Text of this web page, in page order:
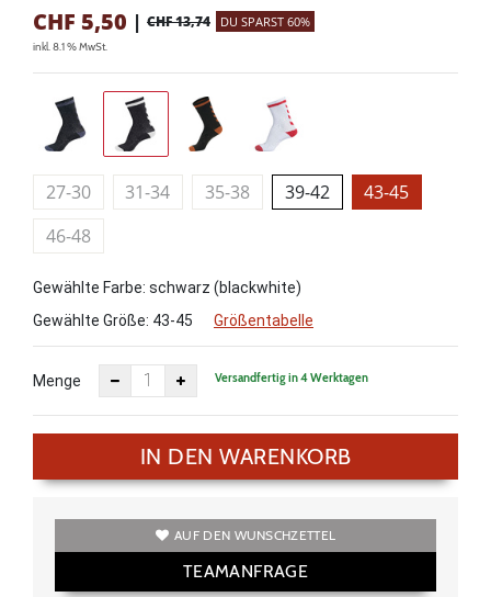
CHF 5,50 | CHF 13,74 DU SPARST 60%
inkl. 8.1 % MwSt.
27-30 31-34 35-38 39-42
43-45
46-48
Gewählte Farbe: schwarz (blackwhite)
Gewählte Größe: 43-45 Größentabelle
Menge Versandfertig in 4 Werktagen
IN DEN WARENKORB
AUF DEN WUNSCHZETTEL
TEAMANFRAGE